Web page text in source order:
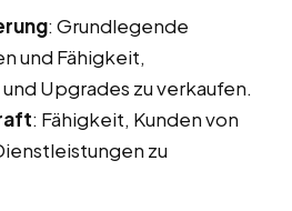
: Grundlegende
und Fähigkeit,
Upgrades zu verkaufen.
: Fähigkeit, Kunden von
zu